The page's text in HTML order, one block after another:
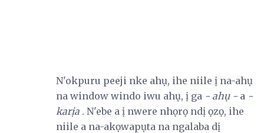
N'okpuru peeji nke ahụ, ihe niile ị na-ahụ
na window windo iwu ahụ, ị ​​ga - ahụ - a -
karịa . N'ebe a ị nwere nhọrọ ndị ọzọ, ihe
niile a na-akọwapụta na ngalaba dị